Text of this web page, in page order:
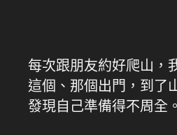
每次跟朋友約好爬山，
這個、那個出門，到了
發現自己準備得不周全。